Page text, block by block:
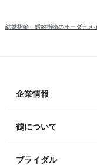
結婚指輪・婚約指輪のオーダーメ
企業情報
鶴について
ブライダル